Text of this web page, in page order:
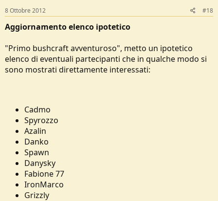
8 Ottobre 2012 #18
Aggiornamento elenco ipotetico
"Primo bushcraft avventuroso", metto un ipotetico
elenco di eventuali partecipanti che in qualche modo si
sono mostrati direttamente interessati:
Cadmo
Spyrozzo
Azalin
Danko
Spawn
Danysky
Fabione 77
IronMarco
Grizzly